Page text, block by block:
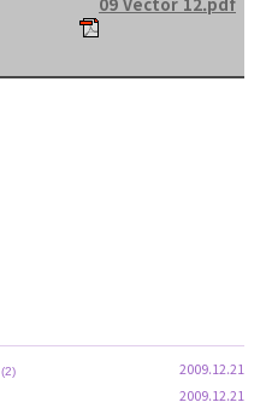
(2) 2009.12.21
2009.12.21